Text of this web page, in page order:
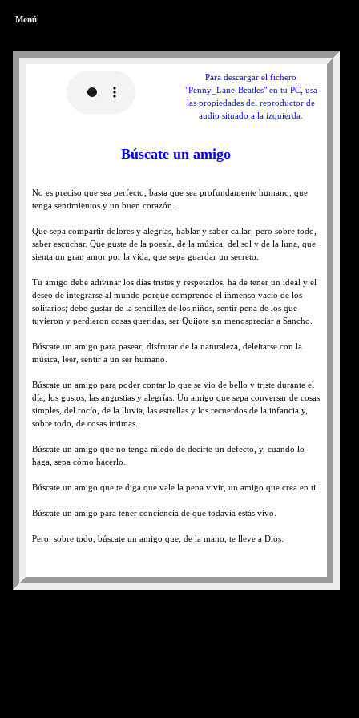
Menú
Para descargar el fichero
"Penny_Lane-Beatles" en tu PC, usa
las propiedades del reproductor de
audio situado a la izquierda.
Búscate un amigo
No es preciso que sea perfecto, basta que sea profundamente humano, que
tenga sentimientos y un buen corazón.
Que sepa compartir dolores y alegrías, hablar y saber callar, pero sobre todo,
saber escuchar. Que guste de la poesía, de la música, del sol y de la luna, que
sienta un gran amor por la vida, que sepa guardar un secreto.
Tu amigo debe adivinar los días tristes y respetarlos, ha de tener un ideal y el
deseo de integrarse al mundo porque comprende el inmenso vacío de los
solitarios; debe gustar de la sencillez de los niños, sentir pena de los que
tuvieron y perdieron cosas queridas, ser Quijote sin menospreciar a Sancho.
Búscate un amigo para pasear, disfrutar de la naturaleza, deleitarse con la
música, leer, sentir a un ser humano.
Búscate un amigo para poder contar lo que se vio de bello y triste durante el
día, los gustos, las angustias y alegrías. Un amigo que sepa conversar de cosas
simples, del rocío, de la lluvia, las estrellas y los recuerdos de la infancia y,
sobre todo, de cosas íntimas.
Búscate un amigo que no tenga miedo de decirte un defecto, y, cuando lo
haga, sepa cómo hacerlo.
Búscate un amigo que te diga que vale la pena vivir, un amigo que crea en ti.
Búscate un amigo para tener conciencia de que todavía estás vivo.
Pero, sobre todo, búscate un amigo que, de la mano, te lleve a Dios.